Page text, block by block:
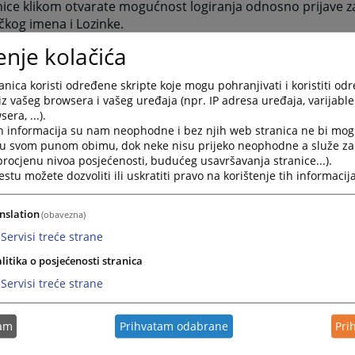
klikom otvarate mogućnost logiranja odnosno prijave
imena i Lozinke.
se sastoji od šest grupa informacija. Raspoređene
obuhvata najaktuelnije informacije vezane za
suda. To su informacije o aktivnostima koje su se već
predsjednika sadrži pozdravnu riječ predsjednika suda
i želje za što boljom međusobnom komunikacijom.
događaja predstavlja najavu budućih događanja
događanja.
postavljana pitanja prikazuje pitanja i odgovore koji su
sudu, a vezana su za rad suda ili druge aktivnosti
vremenski period.
Vijesti iz pravosuđa obuhvata informacije koje su vezane
grupa starije novosti i informacije osim onih koje su
Klikom na riječ “više” prebaciti će vas arhivu aktuelnosti
kolačića
koristi određene skripte koje mogu pohranjivati i koristiti
vašeg browsera i vašeg uređaja (npr. IP adresa uređaja,
...).
informacija su nam neophodne i bez njih web stranica ne bi
svom punom obimu, dok neke nisu prijeko neophodne a služe
nivoa posjećenosti, budućeg usavršavanja stranice...).
možete dozvoliti ili uskratiti pravo na korištenje tih
(obavezna)
Servisi treće strane
o posjećenosti stranica
Servisi treće strane
Prihvatam odabrane